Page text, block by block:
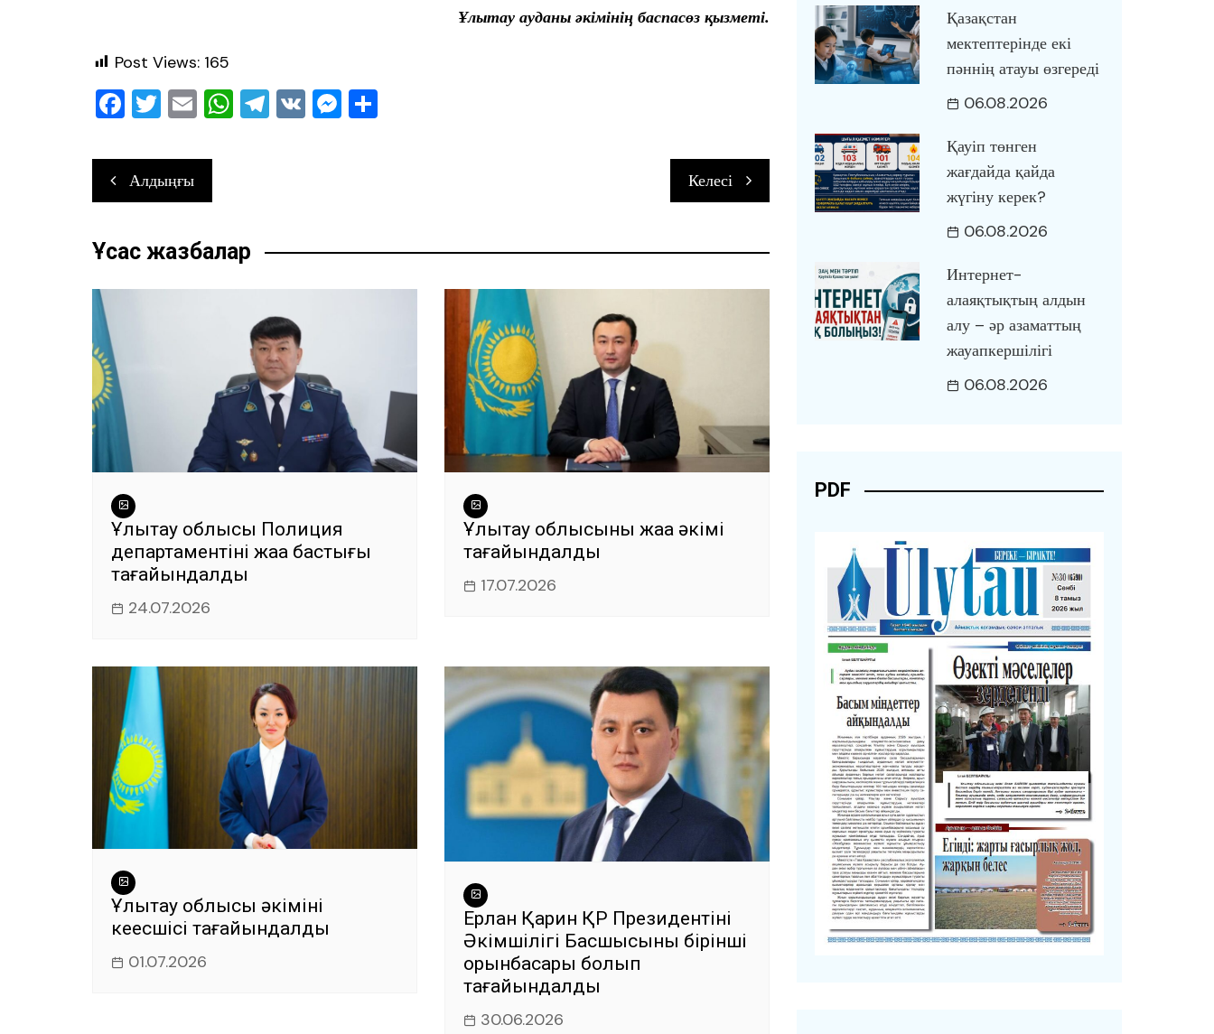
Ұлытау ауданы әкімінің баспасөз қызметі.
Post Views: 165
F
c
e
o
T
tt
er
E
ai
W
p
T
m
V M
g
Навигация
по
записям
Алдыңғы Келесі
Ұқсас жазбалар
Ұлытау облысы Полиция
департаментінің жаңа бастығы
тағайындалды
24.07.2026
Ұлытау облысының жаңа әкімі
тағайындалды
17.07.2026
Ұлытау облысы әкімінің
кеңесшісі тағайындалды
01.07.2026
Ерлан Қарин ҚР Президентінің
Әкімшілігі Басшысының бірінші
орынбасары болып
тағайындалды
30.06.2026
Қазақстан
мектептерінде екі
пәннің атауы өзгереді
06.08.2026
Қауіп төнген
жағдайда қайда
жүгіну керек?
06.08.2026
Интернет-
алаяқтықтың алдын
алу – әр азаматтың
жауапкершілігі
06.08.2026
PDF